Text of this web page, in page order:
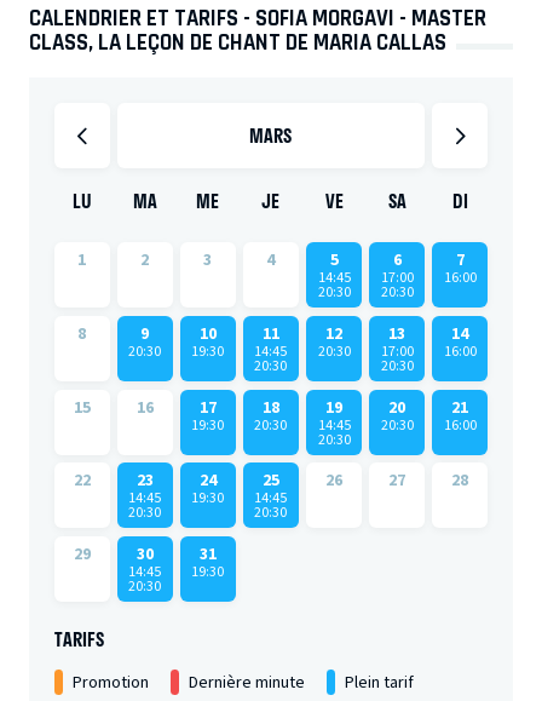
CALENDRIER ET TARIFS - SOFIA MORGAVI - MASTER
CLASS, LA LEÇON DE CHANT DE MARIA CALLAS
MARS
LU MA ME JE VE SA DI
1 2 3 4 5
14:45
20:30
6
17:00
20:30
7
16:00
8 9
20:30
10
19:30
11
14:45
20:30
12
20:30
13
17:00
20:30
14
16:00
15 16 17
19:30
18
20:30
19
14:45
20:30
20
20:30
21
16:00
22 23
14:45
20:30
24
19:30
25
14:45
20:30
26 27 28
29 30
14:45
20:30
31
19:30
TARIFS
Promotion Dernière minute Plein tarif